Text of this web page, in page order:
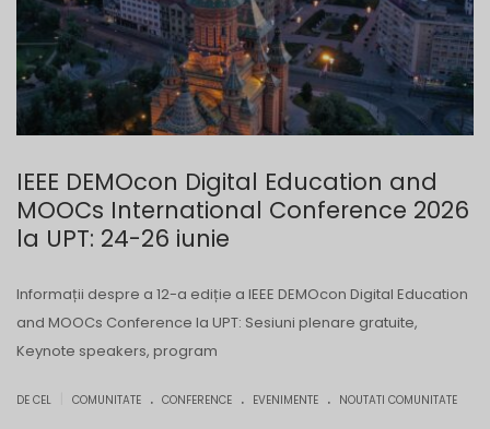
IEEE DEMOcon Digital Education and
MOOCs International Conference 2026
la UPT: 24-26 iunie
Informații despre a 12-a ediție a IEEE DEMOcon Digital Education
and MOOCs Conference la UPT: Sesiuni plenare gratuite,
Keynote speakers, program
DE CEL COMUNITATE . CONFERENCE . EVENIMENTE . NOUTATI COMUNITATE